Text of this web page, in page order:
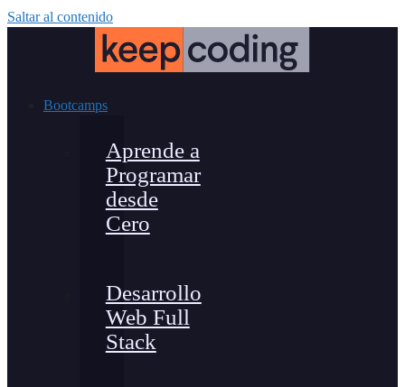
Saltar al contenido
Bootcamps
Aprende a
Programar
desde
Cero
Desarrollo
Web Full
Stack